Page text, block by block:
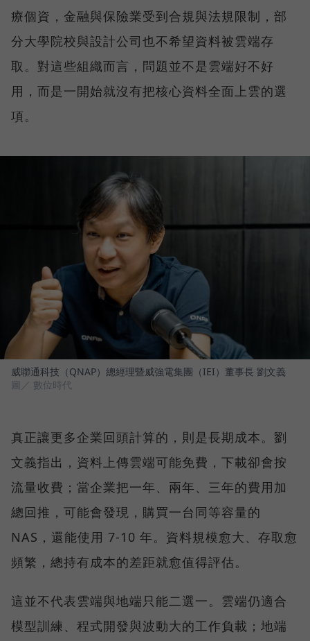
療個資，金融與保險業受到合規與法規限制，部
分大學院校與設計公司也不希望資料被雲端存
取。對這些組織而言，問題並不是雲端好不好
用，而是一開始就沒有把核心資料全面上雲的選
項。
威聯通科技（QNAP）總經理暨威強電集團（IEI）董事長 劉文義
圖／ 數位時代
真正讓更多企業回頭計算的，則是長期成本。劉
文義指出，資料上傳雲端可能免費，下載卻會按
流量收費；當企業把一年、兩年、三年的費用加
總回推，可能會發現，購買一台同等容量的
NAS，還能使用 7-10 年。資料規模愈大、存取愈
頻繁，總持有成本的差距就愈值得評估。
這並不代表雲端與地端只能二選一。雲端仍適合
模型訓練、程式開發與波動大的工作負載；地端